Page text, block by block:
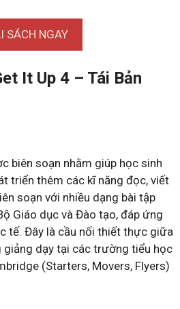
SÁCH NGAY
It Up 4 – Tái Bản
biên soạn nhằm giúp học sinh
triển thêm các kĩ năng đọc, viết
soạn với nhiều dạng bài tập
Giáo dục và Đào tạo, đáp ứng
tế. Đây là cầu nối thiết thực giữa
giảng dạy tại các trường tiểu học
(Starters, Movers, Flyers)